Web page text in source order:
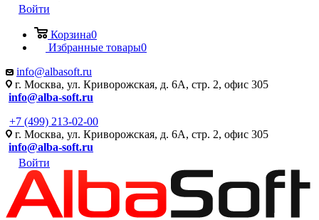
Войти
Корзина0
Избранные товары0
info@albasoft.ru
г. Москва, ул. Криворожская, д. 6А, стр. 2, офис 305
info@alba-soft.ru
+7 (499) 213-02-00
г. Москва, ул. Криворожская, д. 6А, стр. 2, офис 305
info@alba-soft.ru
Войти